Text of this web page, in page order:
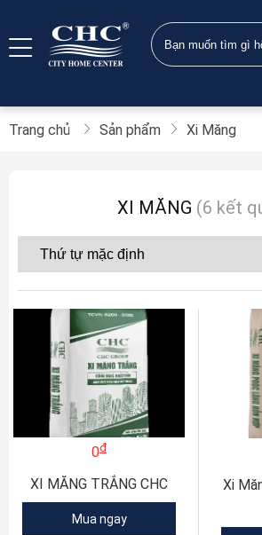
Trang chủ Sản phẩm Xi Măng
XI MĂNG (6 kết
0đ
XI MĂNG TRẮNG CHC
Mua ngay
Xi